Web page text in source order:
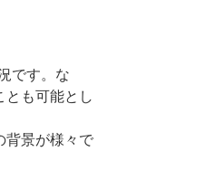
です。な
とも可能とし
背景が様々で